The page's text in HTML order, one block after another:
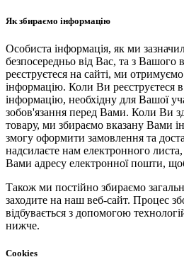
Як збираємо інформацію
Особиста інформація, як ми
безпосередньо від Вас, та з Вашого
реєструєтеся на сайті, ми
інформацію. Коли Ви реєструєтеся
інформацію, необхідну для Вашої
зобов'язання перед Вами. Коли Ви
товару, ми збираємо вказану Вами
змогу оформити замовлення та
надсилаєте нам електронного
Вами адресу електронної пошти,
Також ми постійно збираємо
заходите на наш веб-сайт. Процес
відбувається з допомогою
нижче.
Cookies